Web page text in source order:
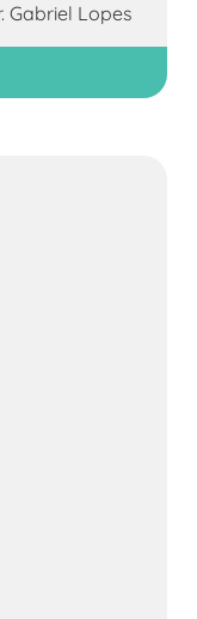
Gabriel Lopes